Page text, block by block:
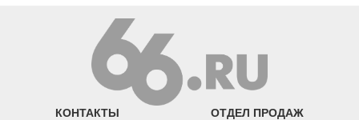
КОНТАКТЫ ОТДЕЛ ПРОДАЖ